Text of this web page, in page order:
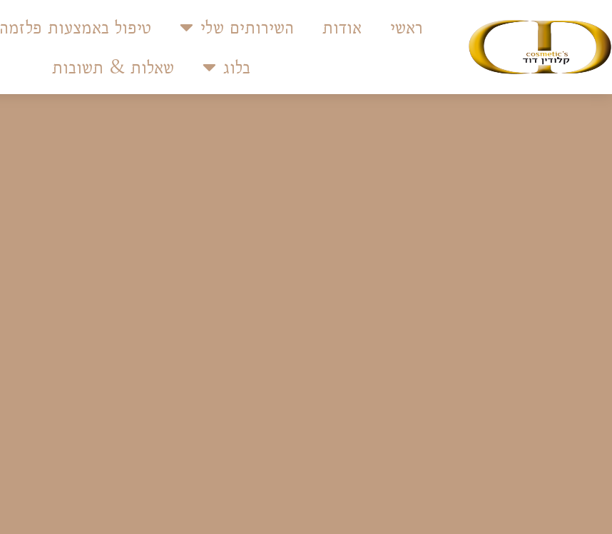
ראשי אודות השירותים שלי טיפול באמצעות פלזמה
בלוג
שאלות & תשובות